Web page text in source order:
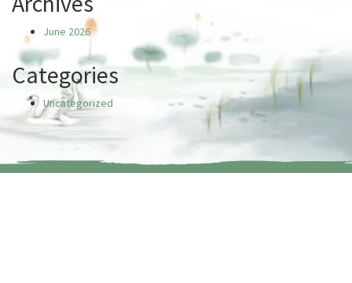
June 2026
Categories
Uncategorized